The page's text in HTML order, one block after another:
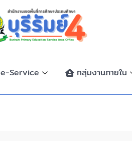
e-Service กลุ่มงานภายใน